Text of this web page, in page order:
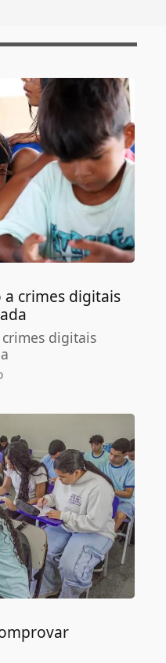
crimes digitais
digitais